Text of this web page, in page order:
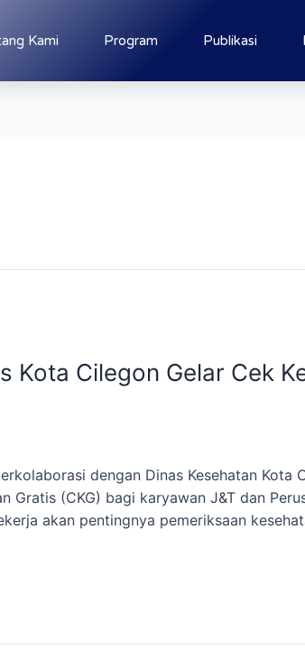
Kami Program Publikasi
Kota Cilegon Gelar Cek
dengan Dinas Kesehatan Kota
Gratis (CKG) bagi karyawan J&T dan
akan pentingnya pemeriksaan